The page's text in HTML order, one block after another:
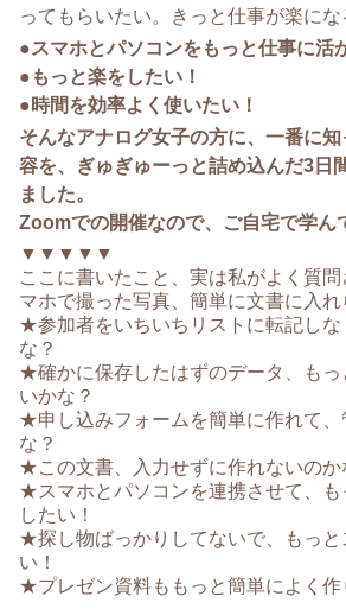
ってもらいたい。きっと仕事が楽にな
●スマホとパソコンをもっと仕事に活
●もっと楽をしたい！
●時間を効率よく使いたい！
そんなアナログ女子の方に、一番に
容を、ぎゅぎゅーっと詰め込んだ3日
ました。
Zoomでの開催なので、ご自宅で学ん
▼▼▼▼▼
ここに書いたこと、実は私がよく質
マホで撮った写真、簡単に文書に入れ
★参加者をいちいちリストに転記しな
な？
★確かに保存したはずのデータ、もっ
いかな？
★申し込みフォームを簡単に作れて、
な？
★この文書、入力せずに作れないのか
★スマホとパソコンを連携させて、も
したい！
★探し物ばっかりしてないで、もっと
い！
★プレゼン資料ももっと簡単によく作